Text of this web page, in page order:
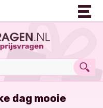
dag mooie